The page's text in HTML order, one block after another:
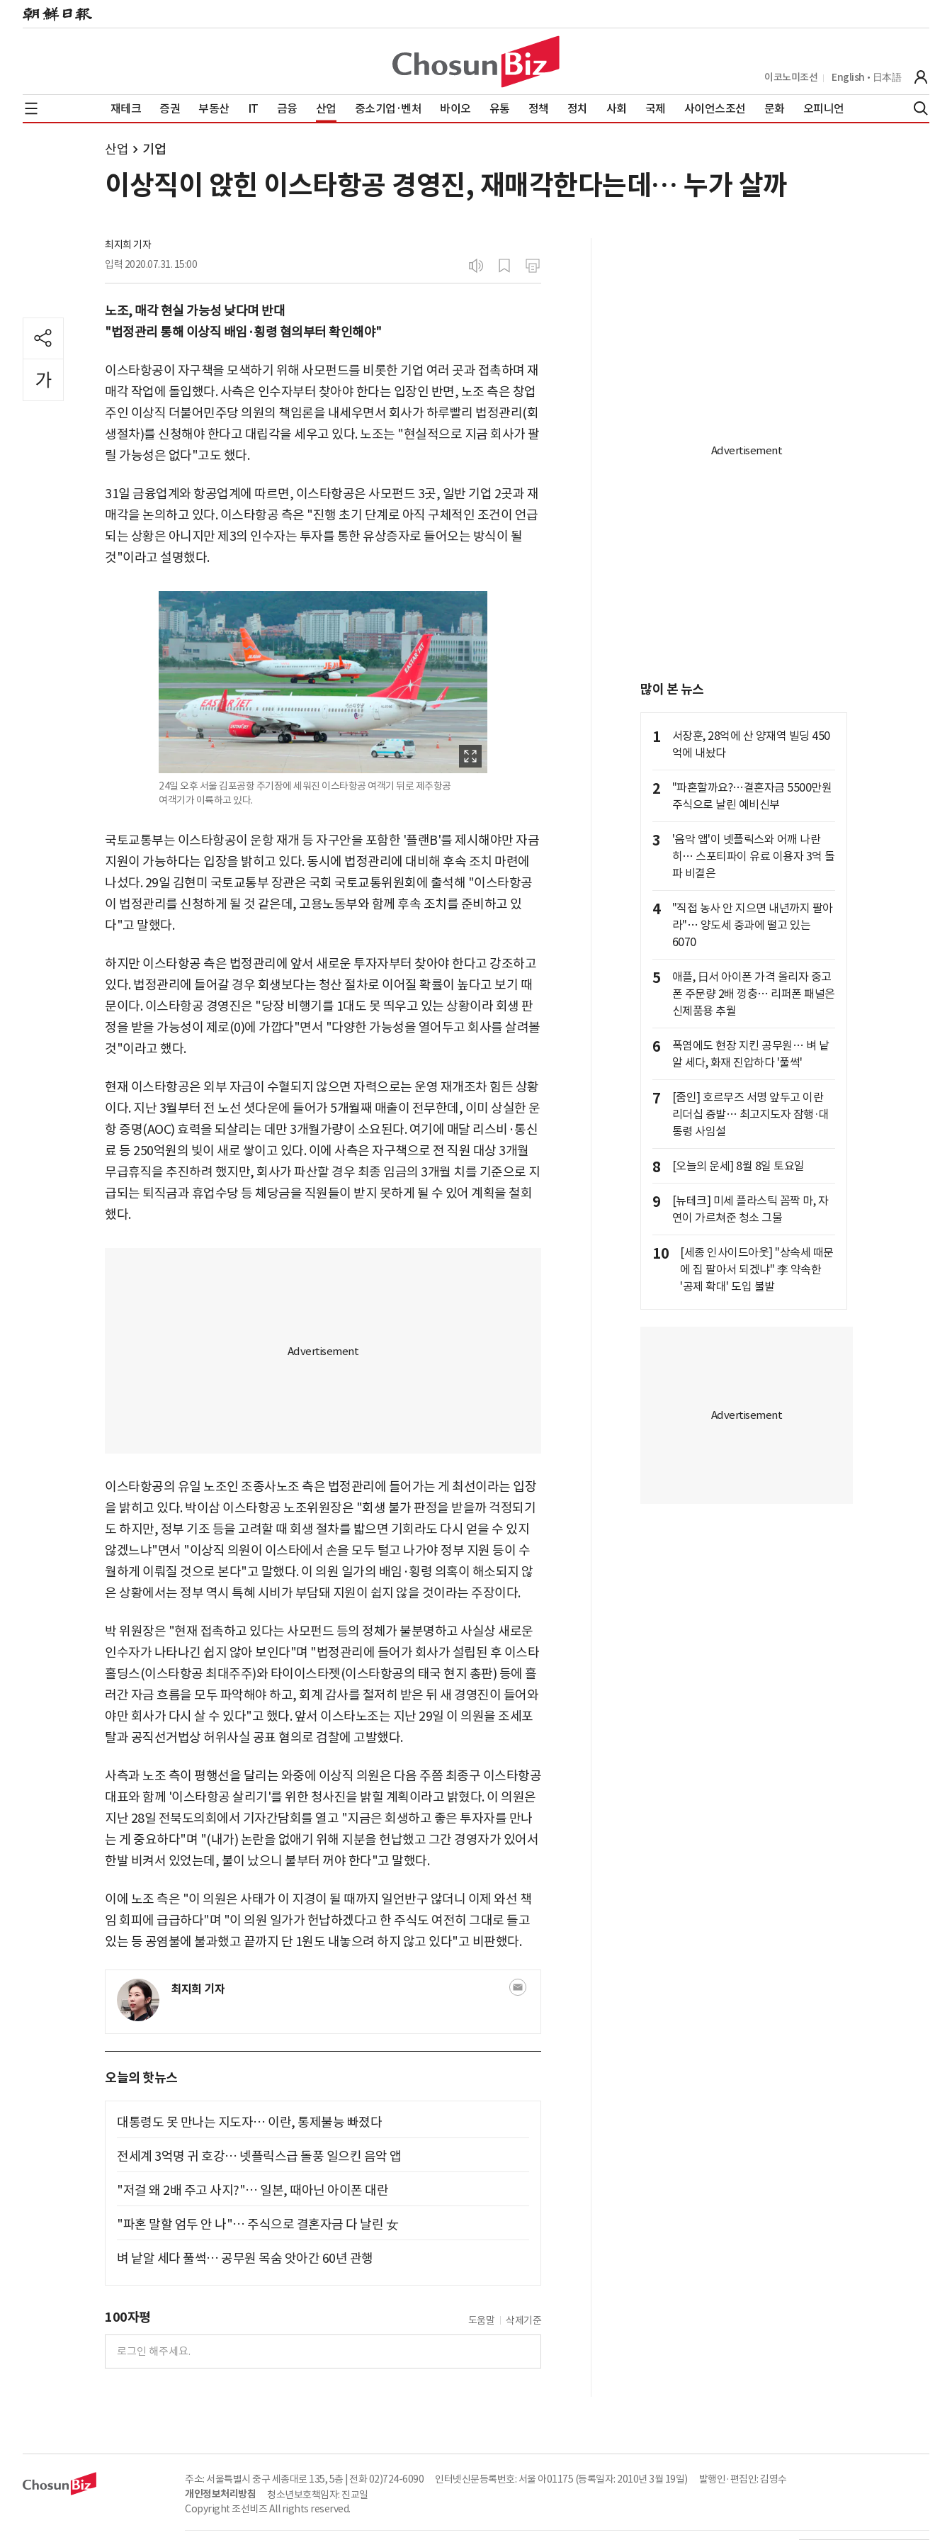
이코노미조선 English 日本語
재테크 증권 부동산 IT 금융 산업 중소기업·벤처 바이오 유통 정책 정치 사회 국제 사이언스조선 문화 오피니언
산업 기업
이상직이 앉힌 이스타항공 경영진, 재매각한다는데… 누가 살까
최지희 기자
입력 2020.07.31. 15:00
노조, 매각 현실 가능성 낮다며 반대
"법정관리 통해 이상직 배임·횡령 혐의부터 확인해야"
이스타항공이 자구책을 모색하기 위해 사모펀드를 비롯한 기업 여러 곳과 접촉하며 재
매각 작업에 돌입했다. 사측은 인수자부터 찾아야 한다는 입장인 반면, 노조 측은 창업
주인 이상직 더불어민주당 의원의 책임론을 내세우면서 회사가 하루빨리 법정관리(회
생절차)를 신청해야 한다고 대립각을 세우고 있다. 노조는 "현실적으로 지금 회사가 팔
릴 가능성은 없다"고도 했다.
31일 금융업계와 항공업계에 따르면, 이스타항공은 사모펀드 3곳, 일반 기업 2곳과 재
매각을 논의하고 있다. 이스타항공 측은 "진행 초기 단계로 아직 구체적인 조건이 언급
되는 상황은 아니지만 제3의 인수자는 투자를 통한 유상증자로 들어오는 방식이 될
것"이라고 설명했다.
24일 오후 서울 김포공항 주기장에 세워진 이스타항공 여객기 뒤로 제주항공
여객기가 이륙하고 있다.
국토교통부는 이스타항공이 운항 재개 등 자구안을 포함한 '플랜B'를 제시해야만 자금
지원이 가능하다는 입장을 밝히고 있다. 동시에 법정관리에 대비해 후속 조치 마련에
나섰다. 29일 김현미 국토교통부 장관은 국회 국토교통위원회에 출석해 "이스타항공
이 법정관리를 신청하게 될 것 같은데, 고용노동부와 함께 후속 조치를 준비하고 있
다"고 말했다.
하지만 이스타항공 측은 법정관리에 앞서 새로운 투자자부터 찾아야 한다고 강조하고
있다. 법정관리에 들어갈 경우 회생보다는 청산 절차로 이어질 확률이 높다고 보기 때
문이다. 이스타항공 경영진은 "당장 비행기를 1대도 못 띄우고 있는 상황이라 회생 판
정을 받을 가능성이 제로(0)에 가깝다"면서 "다양한 가능성을 열어두고 회사를 살려볼
것"이라고 했다.
현재 이스타항공은 외부 자금이 수혈되지 않으면 자력으로는 운영 재개조차 힘든 상황
이다. 지난 3월부터 전 노선 셧다운에 들어가 5개월째 매출이 전무한데, 이미 상실한 운
항 증명(AOC) 효력을 되살리는 데만 3개월가량이 소요된다. 여기에 매달 리스비·통신
료 등 250억원의 빚이 새로 쌓이고 있다. 이에 사측은 자구책으로 전 직원 대상 3개월
무급휴직을 추진하려 했지만, 회사가 파산할 경우 최종 임금의 3개월 치를 기준으로 지
급되는 퇴직금과 휴업수당 등 체당금을 직원들이 받지 못하게 될 수 있어 계획을 철회
했다.
이스타항공의 유일 노조인 조종사노조 측은 법정관리에 들어가는 게 최선이라는 입장
을 밝히고 있다. 박이삼 이스타항공 노조위원장은 "회생 불가 판정을 받을까 걱정되기
도 하지만, 정부 기조 등을 고려할 때 회생 절차를 밟으면 기회라도 다시 얻을 수 있지
않겠느냐"면서 "이상직 의원이 이스타에서 손을 모두 털고 나가야 정부 지원 등이 수
월하게 이뤄질 것으로 본다"고 말했다. 이 의원 일가의 배임·횡령 의혹이 해소되지 않
은 상황에서는 정부 역시 특혜 시비가 부담돼 지원이 쉽지 않을 것이라는 주장이다.
박 위원장은 "현재 접촉하고 있다는 사모펀드 등의 정체가 불분명하고 사실상 새로운
인수자가 나타나긴 쉽지 않아 보인다"며 "법정관리에 들어가 회사가 설립된 후 이스타
홀딩스(이스타항공 최대주주)와 타이이스타젯(이스타항공의 태국 현지 총판) 등에 흘
러간 자금 흐름을 모두 파악해야 하고, 회계 감사를 철저히 받은 뒤 새 경영진이 들어와
야만 회사가 다시 살 수 있다"고 했다. 앞서 이스타노조는 지난 29일 이 의원을 조세포
탈과 공직선거법상 허위사실 공표 혐의로 검찰에 고발했다.
사측과 노조 측이 평행선을 달리는 와중에 이상직 의원은 다음 주쯤 최종구 이스타항공
대표와 함께 '이스타항공 살리기'를 위한 청사진을 밝힐 계획이라고 밝혔다. 이 의원은
지난 28일 전북도의회에서 기자간담회를 열고 "지금은 회생하고 좋은 투자자를 만나
는 게 중요하다"며 "(내가) 논란을 없애기 위해 지분을 헌납했고 그간 경영자가 있어서
한발 비켜서 있었는데, 불이 났으니 불부터 꺼야 한다"고 말했다.
이에 노조 측은 "이 의원은 사태가 이 지경이 될 때까지 일언반구 않더니 이제 와선 책
임 회피에 급급하다"며 "이 의원 일가가 헌납하겠다고 한 주식도 여전히 그대로 들고
있는 등 공염불에 불과했고 끝까지 단 1원도 내놓으려 하지 않고 있다"고 비판했다.
최지희 기자
오늘의 핫뉴스
대통령도 못 만나는 지도자… 이란, 통제불능 빠졌다
전세계 3억명 귀 호강… 넷플릭스급 돌풍 일으킨 음악 앱
"저걸 왜 2배 주고 사지?"… 일본, 때아닌 아이폰 대란
"파혼 말할 엄두 안 나"… 주식으로 결혼자금 다 날린 女
벼 낱알 세다 풀썩… 공무원 목숨 앗아간 60년 관행
100자평 도움말 삭제기준
많이 본 뉴스
1
서장훈, 28억에 산 양재역 빌딩 450
억에 내놨다
2
"파혼할까요?…결혼자금 5500만원
주식으로 날린 예비신부
3
'음악 앱'이 넷플릭스와 어깨 나란
히… 스포티파이 유료 이용자 3억 돌
파 비결은
4
"직접 농사 안 지으면 내년까지 팔아
라"… 양도세 중과에 떨고 있는
6070
5
애플, 日서 아이폰 가격 올리자 중고
폰 주문량 2배 껑충… 리퍼폰 패널은
신제품용 추월
6
폭염에도 현장 지킨 공무원… 벼 낱
알 세다, 화재 진압하다 '풀썩'
7
[줌인] 호르무즈 서명 앞두고 이란
리더십 증발… 최고지도자 잠행·대
통령 사임설
8 [오늘의 운세] 8월 8일 토요일
9
[뉴테크] 미세 플라스틱 꼼짝 마, 자
연이 가르쳐준 청소 그물
10
[세종 인사이드아웃] "상속세 때문
에 집 팔아서 되겠냐" 李 약속한
'공제 확대' 도입 불발
주소: 서울특별시 중구 세종대로 135, 5층 | 전화 02)724-6090 인터넷신문등록번호: 서울 아01175 (등록일자: 2010년 3월 19일)
발행인·편집인: 김영수
개인정보처리방침
청소년보호책임자: 진교일
Copyright 조선비즈 All rights reserved.